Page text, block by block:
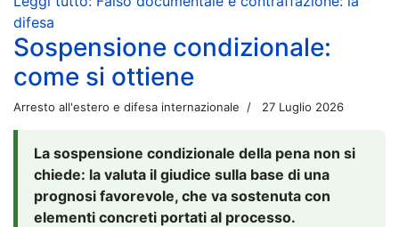
difesa
Sospensione condizionale:
come si ottiene
Arresto all'estero e difesa internazionale 27 Luglio 2026
La sospensione condizionale della pena non si
chiede: la valuta il giudice sulla base di una
prognosi favorevole, che va sostenuta con
elementi concreti portati al processo.